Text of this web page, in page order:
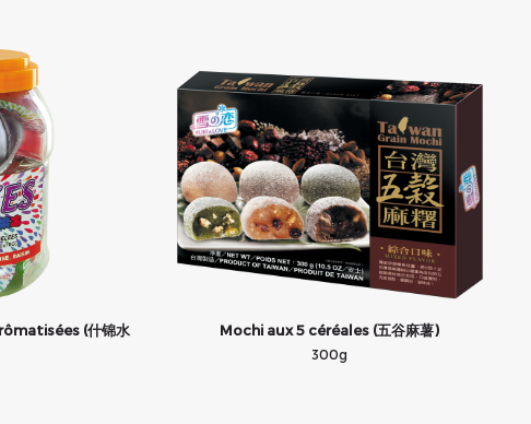
(什锦水
Mochi aux 5 céréales (五谷麻薯)
300g